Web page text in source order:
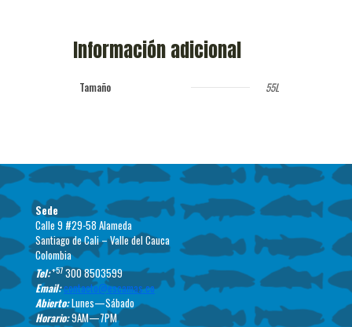
Información adicional
Tamaño 55L
Sede
Calle 9 #29-58 Alameda
Santiago de Cali – Valle del Cauca
Colombia
Tel:+57300 8503599
Email:contacto@escamas.co
Abierto:Lunes—Sábado
Horario:9AM—7PM